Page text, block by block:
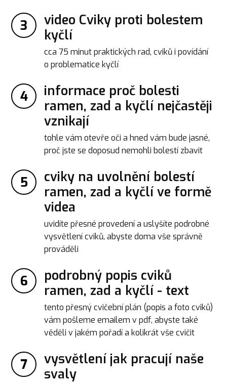
3
video Cviky proti bolestem
kyčlí
cca 75 minut praktických rad, cviků i povídání
o problematice kyčlí
4
informace proč bolesti
ramen, zad a kyčlí nejčastěji
vznikají
tohle vám otevře oči a hned vám bude jasné,
proč jste se doposud nemohli bolestí zbavit
5
cviky na uvolnění bolestí
ramen, zad a kyčlí ve formě
videa
uvidíte přesné provedení a uslyšíte podrobné
vysvětlení cviků, abyste doma vše správně
prováděli
6
podrobný popis cviků
ramen, zad a kyčlí - text
tento přesný cvičební plán (popis a foto cviků)
vám pošleme emailem v pdf, abyste také
věděli v jakém pořadí a kolikrát vše cvičit
7
vysvětlení jak pracují naše
svaly